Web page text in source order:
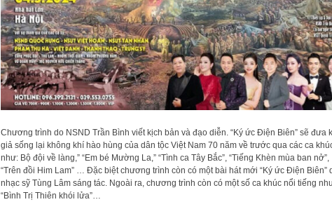
Chương trình do NSND Trần Bình viết kịch bản và đạo diễn. “Ký ức Điện Biên” sẽ đưa
giả sống lại không khí hào hùng của dân tộc Việt Nam 70 năm về trước qua các ca
như: Bộ đội về làng,” “Em bé Mường La,” “Tình ca Tây Bắc”, “Tiếng Khèn mùa ban nở”,
“Trên đồi Him Lam” … Đặc biệt chương trình còn có một bài hát mới “Ký ức Điện Biên”
nhạc sỹ Tùng Lâm sáng tác. Ngoài ra, chương trình còn có một số ca khúc nổi tiếng
“Bình Trị Thiên khói lửa”…